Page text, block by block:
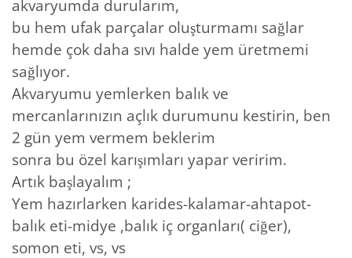
akvaryumda durularım,
bu hem ufak parçalar oluşturmamı sağlar
hemde çok daha sıvı halde yem üretmemi
sağlıyor.
Akvaryumu yemlerken balık ve
mercanlarınızın açlık durumunu kestirin, ben
2 gün yem vermem beklerim
sonra bu özel karışımları yapar veririm.
Artık başlayalım ;
Yem hazırlarken karides-kalamar-ahtapot-
balık eti-midye ,balık iç organları( ciğer),
somon eti, vs, vs